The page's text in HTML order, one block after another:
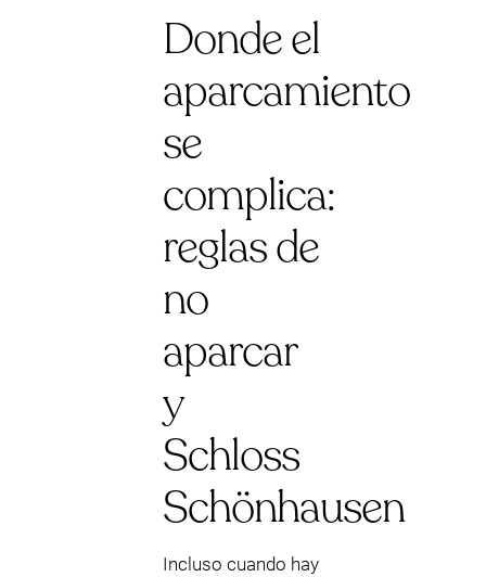
Donde el
aparcamiento
se
complica:
reglas de
no
aparcar
y
Schloss
Schönhausen
Incluso cuando hay